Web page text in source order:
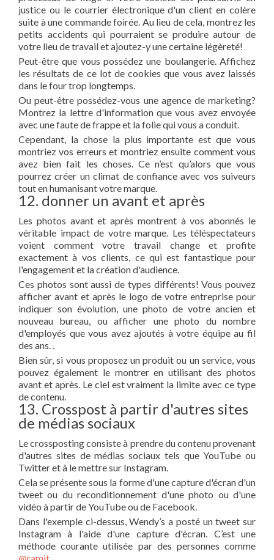
justice ou le courrier électronique d'un client en colère
suite à une commande foirée. Au lieu de cela, montrez les
petits accidents qui pourraient se produire autour de
votre lieu de travail et ajoutez-y une certaine légèreté!
Peut-être que vous possédez une boulangerie. Affichez
les résultats de ce lot de cookies que vous avez laissés
dans le four trop longtemps.
Ou peut-être possédez-vous une agence de marketing?
Montrez la lettre d'information que vous avez envoyée
avec une faute de frappe et la folie qui vous a conduit.
Cependant, la chose la plus importante est que vous
montriez vos erreurs et montriez ensuite comment vous
avez bien fait les choses. Ce n’est qu’alors que vous
pourrez créer un climat de confiance avec vos suiveurs
tout en humanisant votre marque.
12. donner un avant et après
Les photos avant et après montrent à vos abonnés le
véritable impact de votre marque. Les téléspectateurs
voient comment votre travail change et profite
exactement à vos clients, ce qui est fantastique pour
l'engagement et la création d'audience.
Ces photos sont aussi de types différents! Vous pouvez
afficher avant et après le logo de votre entreprise pour
indiquer son évolution, une photo de votre ancien et
nouveau bureau, ou afficher une photo du nombre
d'employés que vous avez ajoutés à votre équipe au fil
des ans. .
Bien sûr, si vous proposez un produit ou un service, vous
pouvez également le montrer en utilisant des photos
avant et après. Le ciel est vraiment la limite avec ce type
de contenu.
13. Crosspost à partir d'autres sites
de médias sociaux
Le crossposting consiste à prendre du contenu provenant
d'autres sites de médias sociaux tels que YouTube ou
Twitter et à le mettre sur Instagram.
Cela se présente sous la forme d'une capture d'écran d'un
tweet ou du reconditionnement d'une photo ou d'une
vidéo à partir de YouTube ou de Facebook.
Dans l'exemple ci-dessus, Wendy’s a posté un tweet sur
Instagram à l'aide d'une capture d'écran. C’est une
méthode courante utilisée par des personnes comme